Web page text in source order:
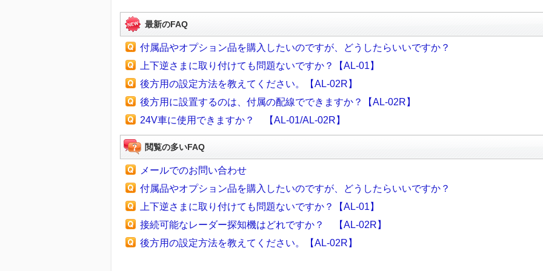
最新のFAQ
付属品やオプション品を購入したいのですが、どうしたらいいですか？
上下逆さまに取り付けても問題ないですか？【AL-01】
後方用の設定方法を教えてください。【AL-02R】
後方用に設置するのは、付属の配線でできますか？【AL-02R】
24V車に使用できますか？ 【AL-01/AL-02R】
閲覧の多いFAQ
メールでのお問い合わせ
付属品やオプション品を購入したいのですが、どうしたらいいですか？
上下逆さまに取り付けても問題ないですか？【AL-01】
接続可能なレーダー探知機はどれですか？ 【AL-02R】
後方用の設定方法を教えてください。【AL-02R】